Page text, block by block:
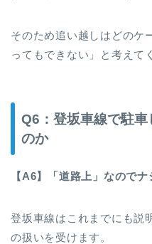
そのため追い越しはどのケ
ってもできない」と考えて
Q6：登坂車線で駐
のか
【A6】「道路上」なのでナ
登坂車線はこれまでにも説
の扱いを受けます。